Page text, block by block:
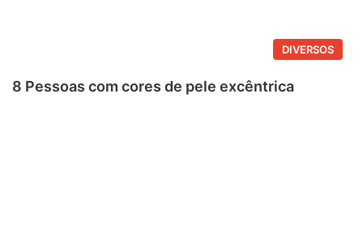
DIVERSOS
8 Pessoas com cores de pele excêntrica